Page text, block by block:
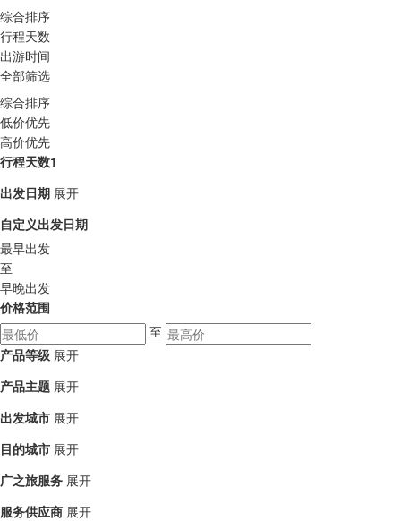
综合排序
行程天数
出游时间
全部筛选
综合排序
低价优先
高价优先
行程天数1
出发日期 展开
自定义出发日期
最早出发
至
早晚出发
价格范围
至
产品等级 展开
产品主题 展开
出发城市 展开
目的城市 展开
广之旅服务 展开
服务供应商 展开